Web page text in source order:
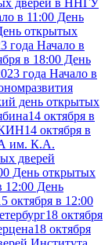
дверей в ННГУ
в 11:00 День
открытых
года Начало в
в 18:00 День
года Начало в
день открытых
14 октября в
14 октября в
им. К.А.
дверей
День открытых
12:00 День
октября в 12:00
18 октября
18 октября